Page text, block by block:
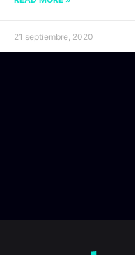
21 septiembre, 2020